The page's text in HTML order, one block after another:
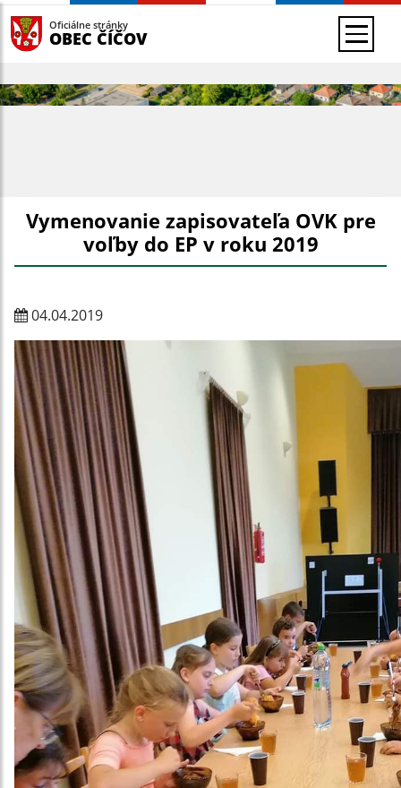
Oficiálne stránky
OBEC ČÍČOV
Vymenovanie zapisovateľa OVK pre
voľby do EP v roku 2019
04.04.2019